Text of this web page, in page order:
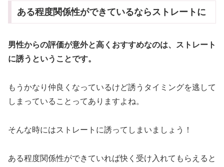
ある程度関係性ができているならストレートに
男性からの評価が意外と高くおすすめなのは、ストレート
に誘うということです。
もうかなり仲良くなっているけど誘うタイミングを逃して
しまっていることってありますよね。
そんな時にはストレートに誘ってしまいましょう！
ある程度関係性ができていれば快く受け入れてもらえると